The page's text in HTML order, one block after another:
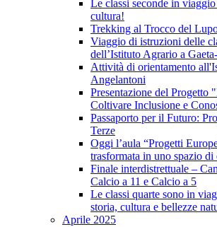
Le classi seconde in
cultura!
Trekking al Trocco del
Viaggio di istruzioni delle
dell’Istituto Agrario a
Attività di orientamento
Angelantoni
Presentazione del Progetto
Coltivare Inclusione e
Passaporto per il Futuro:
Terze
Oggi l’aula “Progetti
trasformata in uno spazio
Finale interdistrettuale –
Calcio a 11 e Calcio a 5
Le classi quarte sono in
storia, cultura e bellezze
Aprile 2025